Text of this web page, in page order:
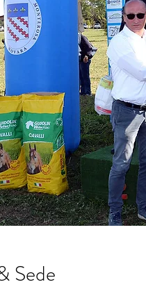
Sede